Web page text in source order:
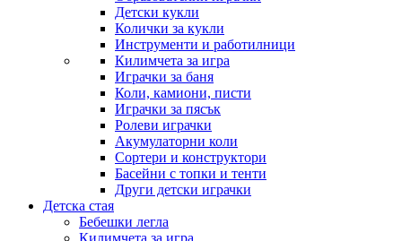
Детски кукли
Колички за кукли
Инструменти и работилници
Килимчета за игра
Играчки за баня
Коли, камиони, писти
Играчки за пясък
Ролеви играчки
Акумулаторни коли
Сортери и конструктори
Басейни с топки и тенти
Други детски играчки
Детска стая
Бебешки легла
Килимчета за игра